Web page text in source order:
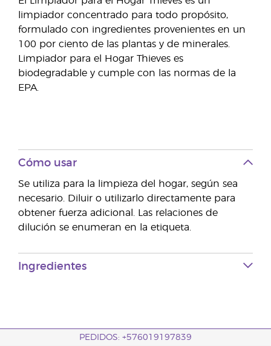
limpiador concentrado para todo propósito,
formulado con ingredientes provenientes en un
100 por ciento de las plantas y de minerales.
Limpiador para el Hogar Thieves es
biodegradable y cumple con las normas de la
EPA.
Cómo usar
Se utiliza para la limpieza del hogar, según sea
necesario. Diluir o utilizarlo directamente para
obtener fuerza adicional. Las relaciones de
dilución se enumeran en la etiqueta.
Ingredientes
PEDIDOS: +576019197839